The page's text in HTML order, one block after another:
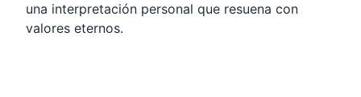
una interpretación personal que resuena con
valores eternos.